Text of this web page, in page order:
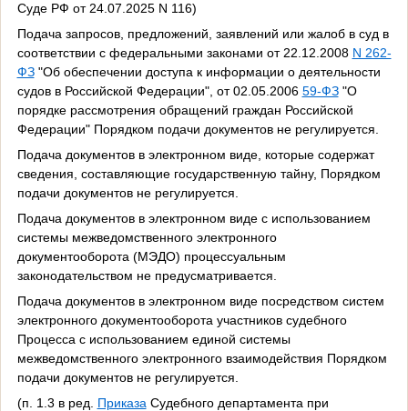
Суде РФ от 24.07.2025 N 116)
Подача запросов, предложений, заявлений или жалоб в суд в
соответствии с федеральными законами от 22.12.2008 N 262-
ФЗ"Об обеспечении доступа к информации о деятельности
судов в Российской Федерации", от 02.05.2006 59-ФЗ"О
порядке рассмотрения обращений граждан Российской
Федерации" Порядком подачи документов не регулируется.
Подача документов в электронном виде, которые содержат
сведения, составляющие государственную тайну, Порядком
подачи документов не регулируется.
Подача документов в электронном виде с использованием
системы межведомственного электронного
документооборота (МЭДО) процессуальным
законодательством не предусматривается.
Подача документов в электронном виде посредством систем
электронного документооборота участников судебного
Процесса с использованием единой системы
межведомственного электронного взаимодействия Порядком
подачи документов не регулируется.
(п. 1.3 в ред. Приказа Судебного департамента при